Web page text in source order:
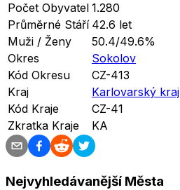
Počet Obyvatel 1.280
Průměrné Stáří 42.6 let
Muži / Ženy
50.4/49.6%
Okres
Sokolov
Kód Okresu
CZ-413
Kraj
Karlovarský kraj
Kód Kraje
CZ-41
Zkratka Kraje
KA
Nejvyhledávanější Města